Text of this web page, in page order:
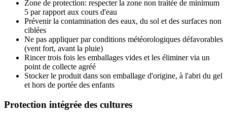
Zone de protection: respecter la zone non traitée de minimum
5 par rapport aux cours d'eau
Prévenir la contamination des eaux, du sol et des surfaces non
ciblées
Ne pas appliquer par conditions météorologiques défavorables
(vent fort, avant la pluie)
Rincer trois fois les emballages vides et les éliminer via un
point de collecte agréé
Stocker le produit dans son emballage d'origine, à l'abri du gel
et hors de portée des enfants
Protection intégrée des cultures